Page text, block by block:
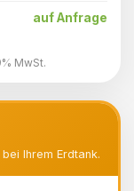
auf Anfrage
MwSt.
Ihrem Erdtank.